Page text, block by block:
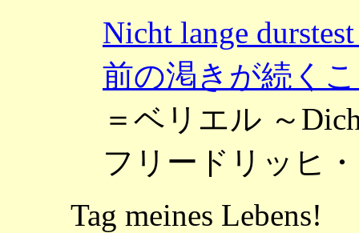
Nicht lange
前の渇きが続く
＝ベリエル ～
フリードリッヒ
Tag meines Lebens!